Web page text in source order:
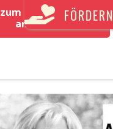
zum Newsletter
anmeldenFÖRDERN